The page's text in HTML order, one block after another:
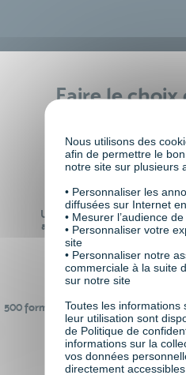
Faire le choix
Un réseau de 22 000
anciens participants
500 formations pour se préparer au
monde de demain
Nous utilisons des
afin de permettre le
notre site sur plusieurs
• Personnaliser les
diffusées sur Internet
• Mesurer l’audience
• Personnaliser votre
site
• Personnaliser notre
commerciale à la suite
sur notre site
Toutes les informations
leur utilisation sont
de Politique de
informations sur la
vos données
directement